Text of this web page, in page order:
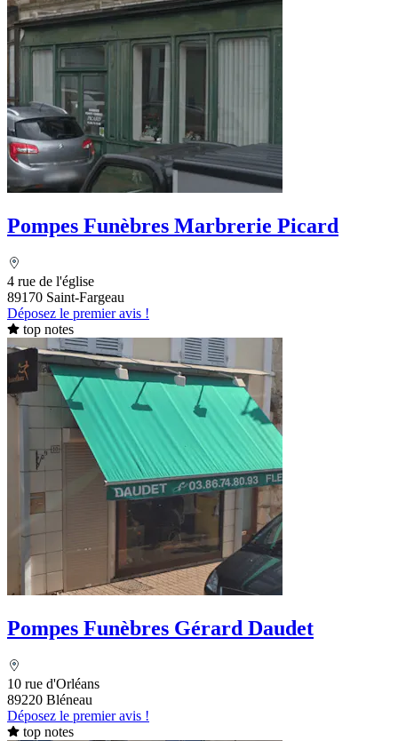
Pompes Funèbres Marbrerie Picard
4 rue de l'église
89170 Saint-Fargeau
Déposez le premier avis !
top notes
Pompes Funèbres Gérard Daudet
10 rue d'Orléans
89220 Bléneau
Déposez le premier avis !
top notes